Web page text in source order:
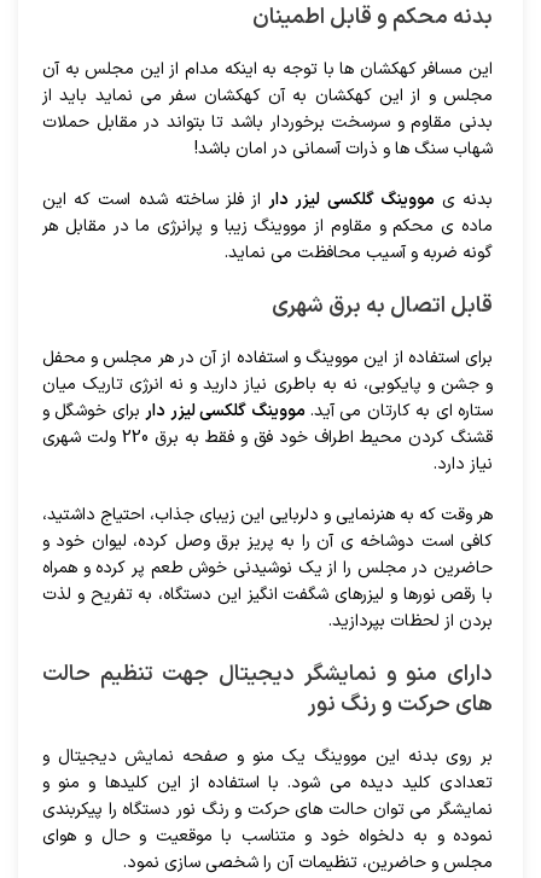
بدنه محکم و قابل اطمینان
این مسافر کهکشان ها با توجه به اینکه مدام از این مجلس به آن
مجلس و از این کهکشان به آن کهکشان سفر می نماید باید از
بدنی مقاوم و سرسخت برخوردار باشد تا بتواند در مقابل حملات
شهاب سنگ ها و ذرات آسمانی در امان باشد!
بدنه یمووینگ گلکسی لیزر دار از فلز ساخته شده است که این
ماده ی محکم و مقاوم از مووینگ زیبا و پرانرژی ما در مقابل هر
گونه ضربه و آسیب محافظت می نماید.
قابل اتصال به برق شهری
برای استفاده از این مووینگ و استفاده از آن در هر مجلس و محفل
و جشن و پایکوبی، نه به باطری نیاز دارید و نه انرژی تاریک میان
ستاره ای به کارتان می آید.مووینگ گلکسی لیزر دار برای خوشگل و
قشنگ کردن محیط اطراف خود فق و فقط به برق 220 ولت شهری
نیاز دارد.
هر وقت که به هنرنمایی و دلربایی این زیبای جذاب، احتیاج داشتید،
کافی است دوشاخه ی آن را به پریز برق وصل کرده، لیوان خود و
حاضرین در مجلس را از یک نوشیدنی خوش طعم پر کرده و همراه
با رقص نورها و لیزرهای شگفت انگیز این دستگاه، به تفریح و لذت
بردن از لحظات بپردازید.
دارای منو و نمایشگر دیجیتال جهت تنظیم حالت
های حرکت و رنگ نور
بر روی بدنه این مووینگ یک منو و صفحه نمایش دیجیتال و
تعدادی کلید دیده می شود. با استفاده از این کلیدها و منو و
نمایشگر می توان حالت های حرکت و رنگ نور دستگاه را پیکربندی
نموده و به دلخواه خود و متناسب با موقعیت و حال و هوای
مجلس و حاضرین، تنظیمات آن را شخصی سازی نمود.